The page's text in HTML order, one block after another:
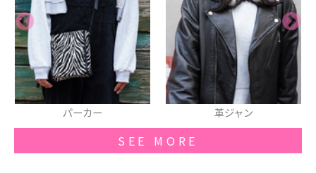
SEE MORE